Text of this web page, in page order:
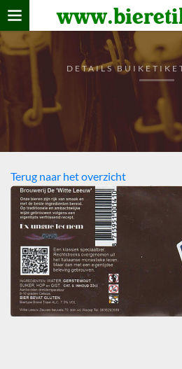
Home
verzamelen
De bierkaart
Bezoekers
DETAILS
Terug naar het overzicht